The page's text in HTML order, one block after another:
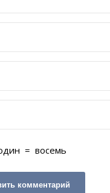
= восемь